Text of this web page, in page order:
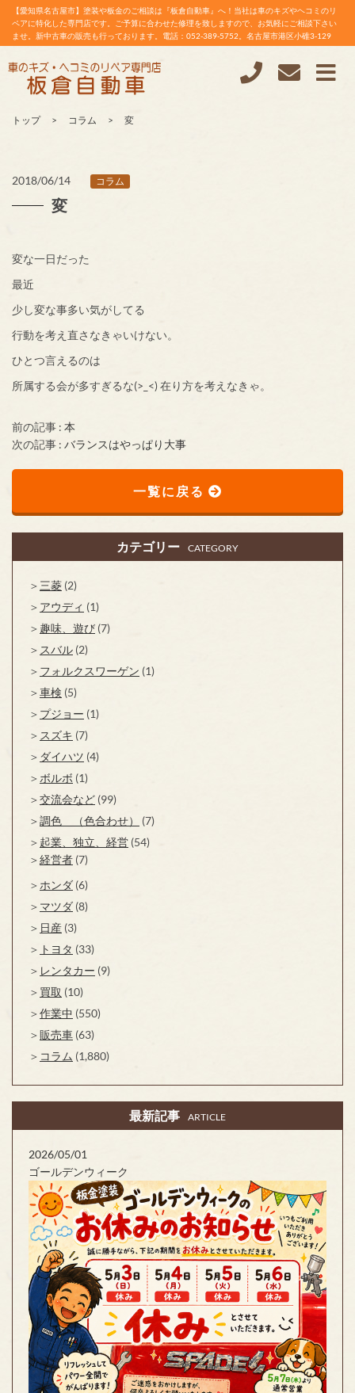
【愛知県名古屋市】塗装や板金のご相談は『板倉自動車』へ！当社は車のキズやヘコミのリ
ペアに特化した専門店です。ご予算に合わせた修理を致しますので、お気軽にご相談下さい
ませ。新中古車の販売も行っております。電話：052-389-5752。名古屋市港区小碓3-129
トップ コラム 変
2018/06/14 コラム
変
変な一日だった
最近
少し変な事多い気がしてる
行動を考え直さなきゃいけない。
ひとつ言えるのは
所属する会が多すぎるな(>_<) 在り方を考えなきゃ。
前の記事 : 本
次の記事 : バランスはやっぱり大事
一覧に戻る
カテゴリー CATEGORY
三菱 (2)
アウディ (1)
趣味、遊び (7)
スバル (2)
フォルクスワーゲン (1)
車検 (5)
プジョー (1)
スズキ (7)
ダイハツ (4)
ボルボ (1)
交流会など (99)
調色 （色合わせ）
(7)
起業、独立、経営 (54)
経営者 (7)
ホンダ (6)
マツダ (8)
日産 (3)
トヨタ (33)
レンタカー (9)
買取 (10)
作業中 (550)
販売車 (63)
コラム (1,880)
最新記事 ARTICLE
2026/05/01
ゴールデンウィーク